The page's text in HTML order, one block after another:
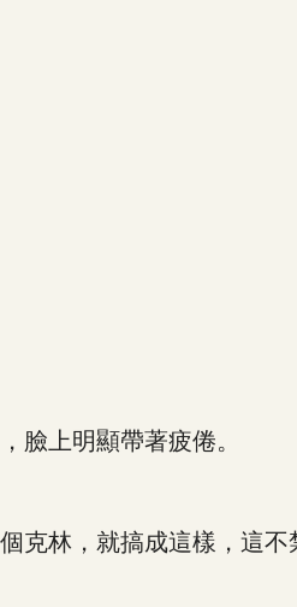
上明顯帶著疲倦。
林，就搞成這樣，這不